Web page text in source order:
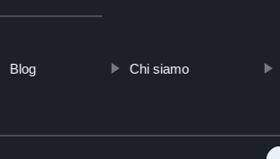
Blog Chi siamo